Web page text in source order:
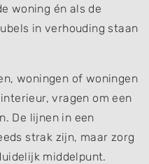
woning én als de
in verhouding staan
woningen of woningen
vragen om een
De lijnen in een
strak zijn, maar zorg
middelpunt.